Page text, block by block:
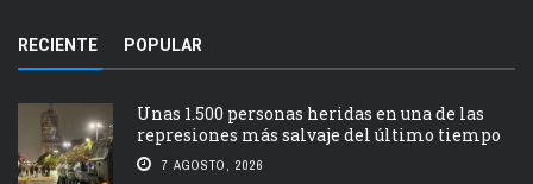
RECIENTE POPULAR
Unas 1.500 personas heridas en una de las
represiones más salvaje del último tiempo
7 AGOSTO, 2026